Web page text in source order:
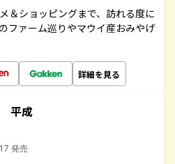
＆ショッピングまで、訪れる度に
ファーム巡りやマウイ産おみやげ
詳細を見る
平成
発売